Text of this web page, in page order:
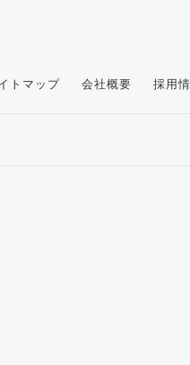
トマップ 会社概要 採用